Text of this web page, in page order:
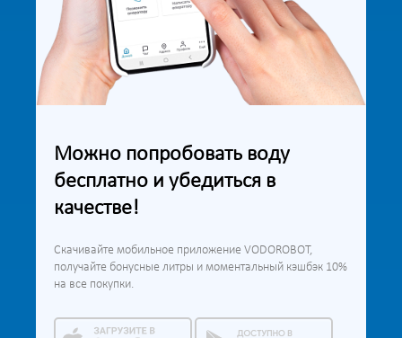
Можно попробовать воду
бесплатно и убедиться в
качестве!
Скачивайте мобильное приложение VODOROBOT,
получайте бонусные литры и моментальный кэшбэк 10%
на все покупки.